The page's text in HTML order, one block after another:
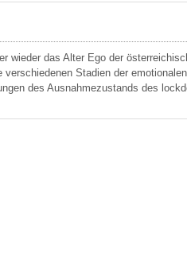
wieder das Alter Ego der
Stadien der
des Ausnahmezustands des